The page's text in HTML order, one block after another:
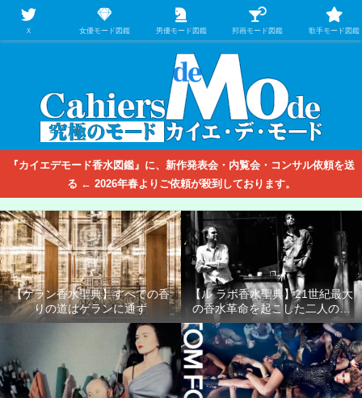
【映画/音楽の中のファッション＆香水】を徹底的に分析するファッション＆ア
パレル業界人のための学習サイト
『カイエデモード香水図鑑』に、新作発表会・内覧会・コンサル依頼を送
る ← 2026年春よりご依頼が殺到しております。
【ゲラン香水聖典】すべての香
りの道はゲランに通ず
【ル ラボ香水聖典】21世紀最大
の香水革命を起こした二人の男
たち
Ｘ 女優モード図鑑 男優モード図鑑 邦画モード図鑑 歌手モード図鑑